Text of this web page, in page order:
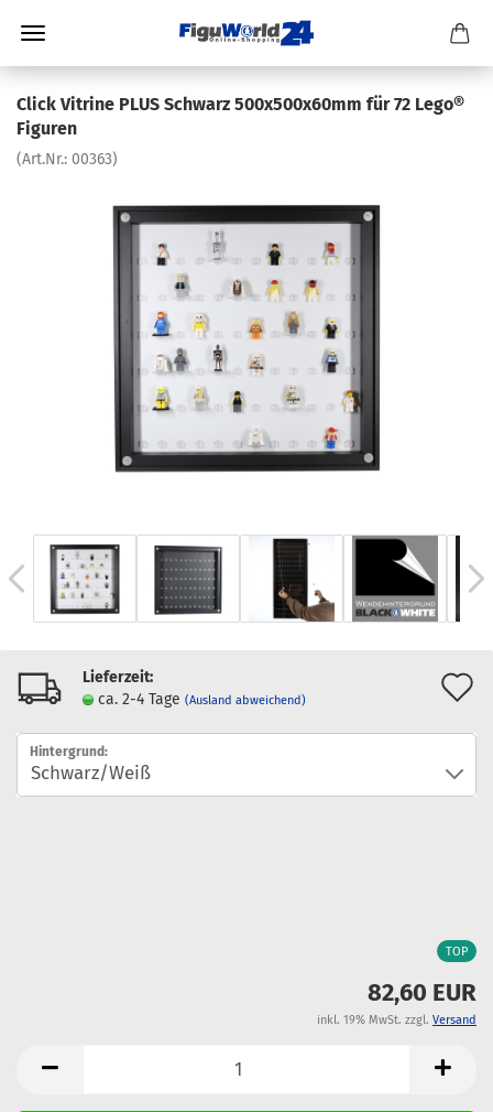
Click Vitrine PLUS Schwarz 500x500x60mm für 72 Lego®
Figuren
(Art.Nr.: 00363)
Lieferzeit:
ca. 2-4 Tage (Ausland abweichend)
Hintergrund:
TOP
82,60 EUR
inkl. 19% MwSt. zzgl. Versand